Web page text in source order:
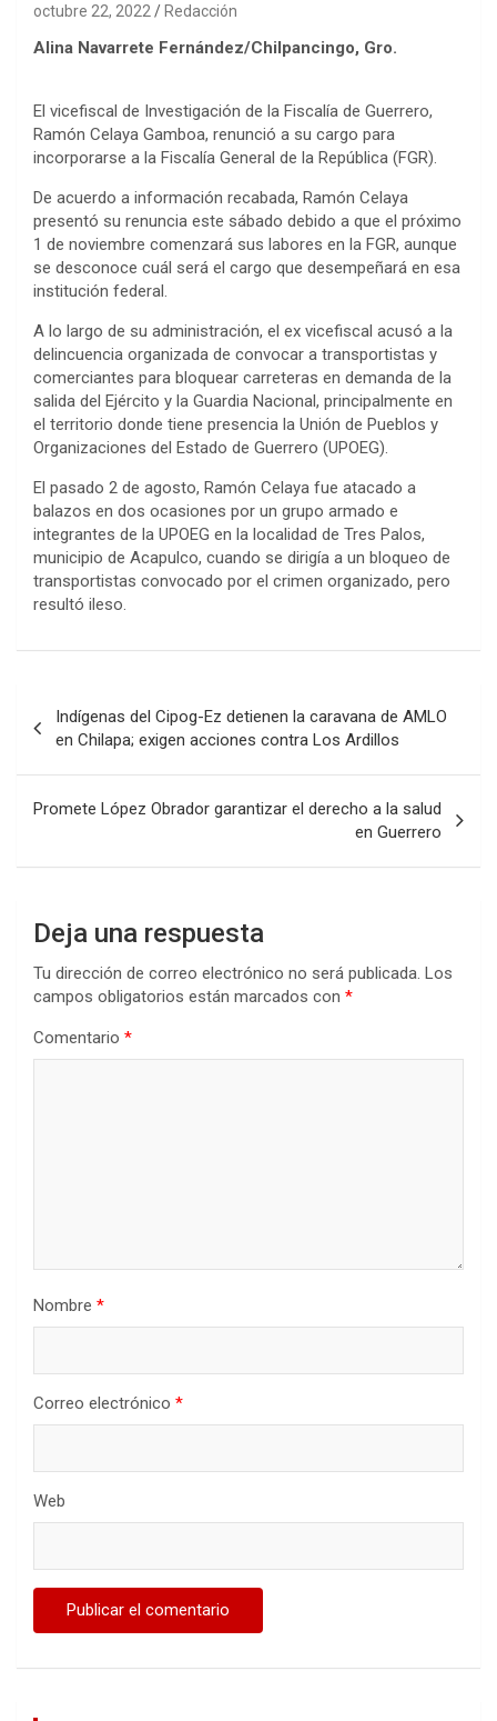
octubre 22, 2022 Redacción
Alina Navarrete Fernández/Chilpancingo, Gro.
El vicefiscal de Investigación de la Fiscalía de Guerrero,
Ramón Celaya Gamboa, renunció a su cargo para
incorporarse a la Fiscalía General de la República (FGR).
De acuerdo a información recabada, Ramón Celaya
presentó su renuncia este sábado debido a que el próximo
1 de noviembre comenzará sus labores en la FGR, aunque
se desconoce cuál será el cargo que desempeñará en esa
institución federal.
A lo largo de su administración, el ex vicefiscal acusó a la
delincuencia organizada de convocar a transportistas y
comerciantes para bloquear carreteras en demanda de la
salida del Ejército y la Guardia Nacional, principalmente en
el territorio donde tiene presencia la Unión de Pueblos y
Organizaciones del Estado de Guerrero (UPOEG).
El pasado 2 de agosto, Ramón Celaya fue atacado a
balazos en dos ocasiones por un grupo armado e
integrantes de la UPOEG en la localidad de Tres Palos,
municipio de Acapulco, cuando se dirigía a un bloqueo de
transportistas convocado por el crimen organizado, pero
resultó ileso.
de
entradas
Indígenas del Cipog-Ez detienen la caravana de AMLO
en Chilapa; exigen acciones contra Los Ardillos
Promete López Obrador garantizar el derecho a la salud
en Guerrero
Deja una respuesta
Tu dirección de correo electrónico no será publicada. Los
campos obligatorios están marcados con *
Comentario *
Nombre *
Correo electrónico *
Web